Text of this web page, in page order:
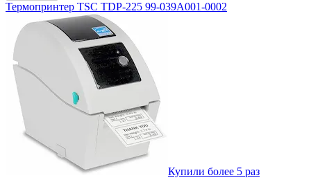
Термопринтер TSC TDP-225 99-039A001-0002
Купили более 5 раз